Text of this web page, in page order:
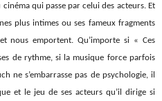
qui passe par celui des acteurs. Et
plus intimes ou ses fameux fragments
nous emportent. Qu’importe si « Ces
de rythme, si la musique force parfois
ne s’embarrasse pas de psychologie, il
et le jeu de ses acteurs qu’il dirige si